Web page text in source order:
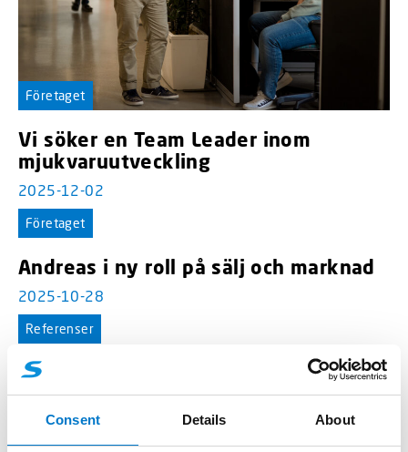
Consent Details About
Företaget
Vi söker en Team Leader inom
mjukvaruutveckling
2025-12-02
Företaget
Andreas i ny roll på sälj och marknad
2025-10-28
Referenser
CBRNE-bil till Tullverket
2025-10-21